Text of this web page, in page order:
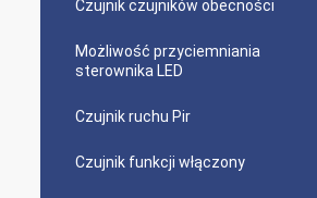
Czujnik czujników obecności
Możliwość przyciemniania
sterownika LED
Czujnik ruchu Pir
Czujnik funkcji włączony